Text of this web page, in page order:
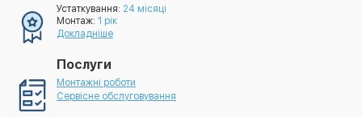
Устаткування: 24 місяці
Монтаж: 1 рік
Докладніше
Послуги
Монтажні роботи
Сервісне обслуговування